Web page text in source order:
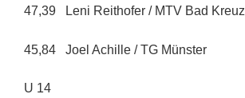
47,39 Leni Reithofer / MTV Bad
45,84 Joel Achille / TG Münster
U 14